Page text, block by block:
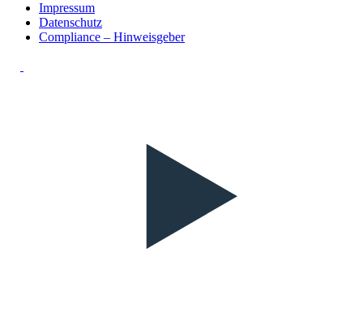
Impressum
Datenschutz
Compliance – Hinweisgeber